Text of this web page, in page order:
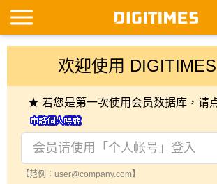
欢迎使用
★ 若您是第一次使用会员数据库，请
【范例：user@company.com】